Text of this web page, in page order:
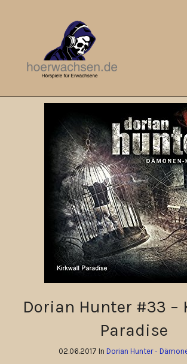
Dorian Hunter #33 –
Paradise
02.06.2017 In Dorian Hunter -